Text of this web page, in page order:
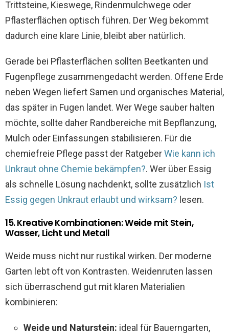
Trittsteine, Kieswege, Rindenmulchwege oder
Pflasterflächen optisch führen. Der Weg bekommt
dadurch eine klare Linie, bleibt aber natürlich.
Gerade bei Pflasterflächen sollten Beetkanten und
Fugenpflege zusammengedacht werden. Offene Erde
neben Wegen liefert Samen und organisches Material,
das später in Fugen landet. Wer Wege sauber halten
möchte, sollte daher Randbereiche mit Bepflanzung,
Mulch oder Einfassungen stabilisieren. Für die
chemiefreie Pflege passt der RatgeberWie kann ich
Unkraut ohne Chemie bekämpfen?. Wer über Essig
als schnelle Lösung nachdenkt, sollte zusätzlich Ist
Essig gegen Unkraut erlaubt und wirksam? lesen.
15. Kreative Kombinationen: Weide mit Stein,
Wasser, Licht und Metall
Weide muss nicht nur rustikal wirken. Der moderne
Garten lebt oft von Kontrasten. Weidenruten lassen
sich überraschend gut mit klaren Materialien
kombinieren:
Weide und Naturstein: ideal für Bauerngarten,